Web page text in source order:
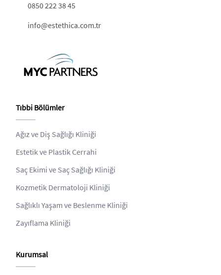
0850 222 38 45
info@estethica.com.tr
Tıbbi Bölümler
Ağız ve Diş Sağlığı Kliniği
Estetik ve Plastik Cerrahi
Saç Ekimi ve Saç Sağlığı Kliniği
Kozmetik Dermatoloji Kliniği
Sağlıklı Yaşam ve Beslenme Kliniği
Zayıflama Kliniği
Kurumsal